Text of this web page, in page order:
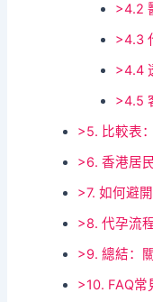
>4.2
>4.3
>4.4
>4.5
>5. 比較表
>6. 香港居
>7. 如何避
>8. 代孕流
>9. 總結：
>10. FAQ常